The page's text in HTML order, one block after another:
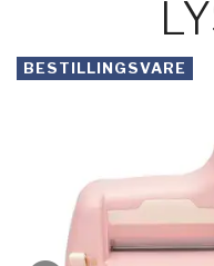
BESTILLINGSVARE